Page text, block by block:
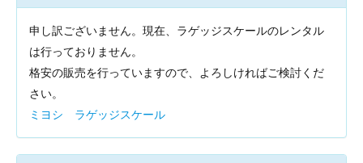
申し訳ございません。現在、ラゲッジスケールのレンタル
は行っておりません。
格安の販売を行っていますので、よろしければご検討くだ
さい。
ミヨシ ラゲッジスケール